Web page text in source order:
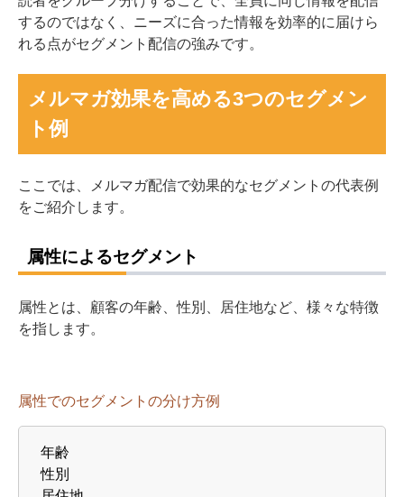
するのではなく、ニーズに合った情報を効率的に届けら
れる点がセグメント配信の強みです。
メルマガ効果を高める3つのセグメン
ト例
ここでは、メルマガ配信で効果的なセグメントの代表例
をご紹介します。
属性によるセグメント
属性とは、顧客の年齢、性別、居住地など、様々な特徴
を指します。
属性でのセグメントの分け方例
年齢
性別